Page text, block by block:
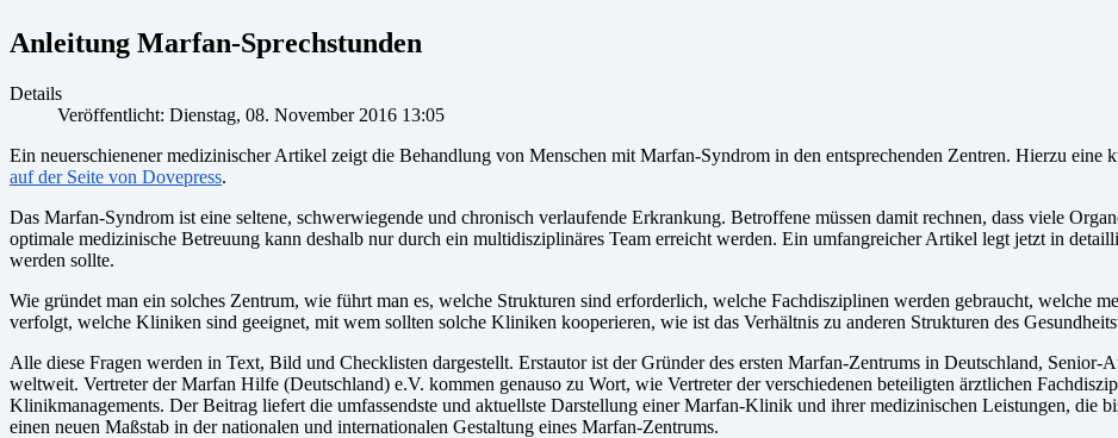
Anleitung Marfan-Sprechstunden
Details
Veröffentlicht: Dienstag, 08. November 2016 13:05
Ein neuerschienener medizinischer Artikel zeigt die Behandlung von Menschen mit Marfan-Syndrom in den entsprechenden Zentren. Hierzu eine
auf der Seite von Dovepress.
Das Marfan-Syndrom ist eine seltene, schwerwiegende und chronisch verlaufende Erkrankung. Betroffene müssen damit rechnen, dass viele
optimale medizinische Betreuung kann deshalb nur durch ein multidisziplinäres Team erreicht werden. Ein umfangreicher Artikel legt jetzt in
werden sollte.
Wie gründet man ein solches Zentrum, wie führt man es, welche Strukturen sind erforderlich, welche Fachdisziplinen werden gebraucht, welche
verfolgt, welche Kliniken sind geeignet, mit wem sollten solche Kliniken kooperieren, wie ist das Verhältnis zu anderen Strukturen des
Alle diese Fragen werden in Text, Bild und Checklisten dargestellt. Erstautor ist der Gründer des ersten Marfan-Zentrums in Deutschland, Senior-
weltweit. Vertreter der Marfan Hilfe (Deutschland) e.V. kommen genauso zu Wort, wie Vertreter der verschiedenen beteiligten ärztlichen
Klinikmanagements. Der Beitrag liefert die umfassendste und aktuellste Darstellung einer Marfan-Klinik und ihrer medizinischen Leistungen, die
einen neuen Maßstab in der nationalen und internationalen Gestaltung eines Marfan-Zentrums.